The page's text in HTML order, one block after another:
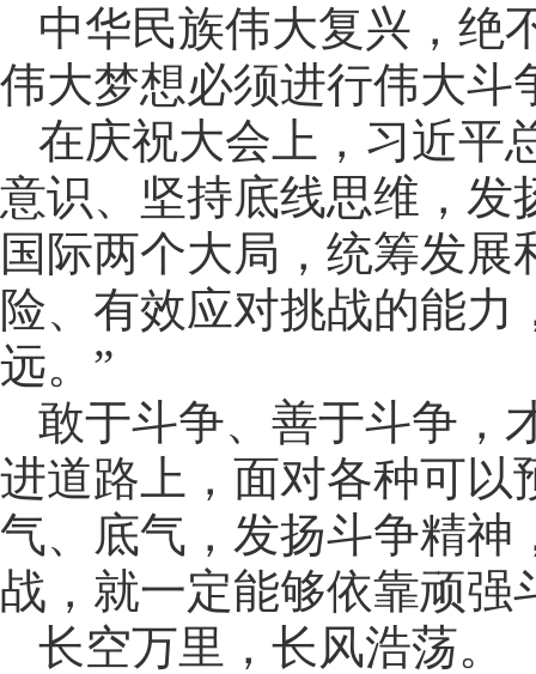
中华民族伟大复兴，绝
伟大梦想必须进行伟大斗
在庆祝大会上，习近平
意识、坚持底线思维，发
国际两个大局，统筹发
险、有效应对挑战的能
远。”
敢于斗争、善于斗争，
进道路上，面对各种可以
气、底气，发扬斗争精神
战，就一定能够依靠顽强
长空万里，长风浩荡。